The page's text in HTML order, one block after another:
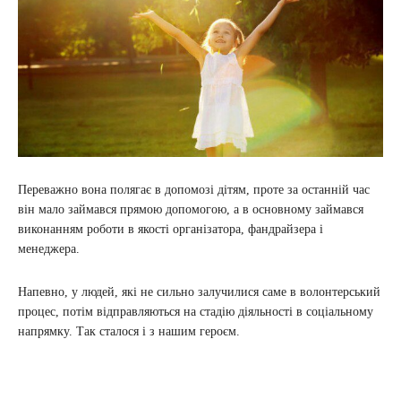
Переважно вона полягає в допомозі дітям, проте за останній час
він мало займався прямою допомогою, а в основному займався
виконанням роботи в якості організатора, фандрайзера і
менеджера.
Напевно, у людей, які не сильно залучилися саме в волонтерський
процес, потім відправляються на стадію діяльності в соціальному
напрямку. Так сталося і з нашим героєм.